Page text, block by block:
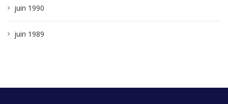
juin 1990
juin 1989